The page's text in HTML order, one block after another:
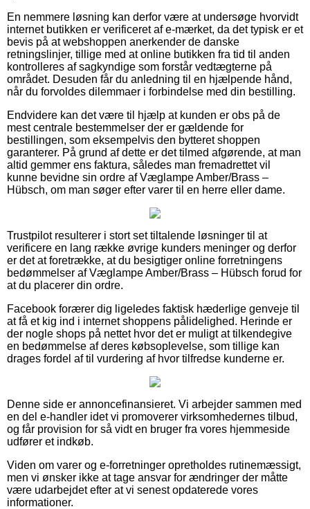
En nemmere løsning kan derfor være at undersøge hvorvidt
internet butikken er verificeret af e-mærket, da det typisk er et
bevis på at webshoppen anerkender de danske
retningslinjer, tillige med at online butikken fra tid til anden
kontrolleres af sagkyndige som forstår vedtægterne på
området. Desuden får du anledning til en hjælpende hånd,
når du forvoldes dilemmaer i forbindelse med din bestilling.
Endvidere kan det være til hjælp at kunden er obs på de
mest centrale bestemmelser der er gældende for
bestillingen, som eksempelvis den bytteret shoppen
garanterer. På grund af dette er det tilmed afgørende, at man
altid gemmer ens faktura, således man fremadrettet vil
kunne bevidne sin ordre af Væglampe Amber/Brass –
Hübsch, om man søger efter varer til en herre eller dame.
Trustpilot resulterer i stort set tiltalende løsninger til at
verificere en lang række øvrige kunders meninger og derfor
er det at foretrække, at du besigtiger online forretningens
bedømmelser af Væglampe Amber/Brass – Hübsch forud for
at du placerer din ordre.
Facebook forærer dig ligeledes faktisk hæderlige genveje til
at få et kig ind i internet shoppens pålidelighed. Herinde er
der nogle shops på nettet hvor det er muligt at tilkendegive
en bedømmelse af deres købsoplevelse, som tillige kan
drages fordel af til vurdering af hvor tilfredse kunderne er.
Denne side er annoncefinansieret. Vi arbejder sammen med
en del e-handler idet vi promoverer virksomhedernes tilbud,
og får provision for så vidt en bruger fra vores hjemmeside
udfører et indkøb.
Viden om varer og e-forretninger opretholdes rutinemæssigt,
men vi ønsker ikke at tage ansvar for ændringer der måtte
være udarbejdet efter at vi senest opdaterede vores
informationer.